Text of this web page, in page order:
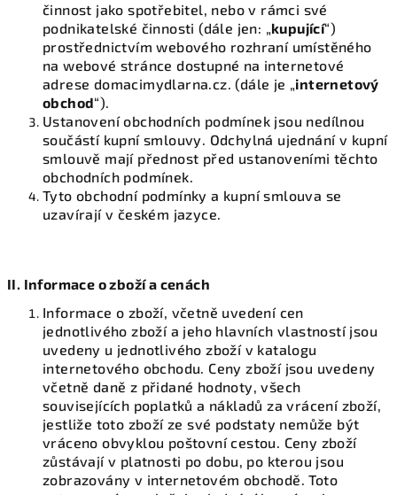
činnost jako spotřebitel, nebo v rámci své
podnikatelské činnosti (dále jen: „kupující“)
prostřednictvím webového rozhraní umístěného
na webové stránce dostupné na internetové
adrese domacimydlarna.cz. (dále je „internetový
obchod“).
Ustanovení obchodních podmínek jsou nedílnou
součástí kupní smlouvy. Odchylná ujednání v kupní
smlouvě mají přednost před ustanoveními těchto
obchodních podmínek.
Tyto obchodní podmínky a kupní smlouva se
uzavírají v českém jazyce.
II. Informace o zboží a cenách
Informace o zboží, včetně uvedení cen
jednotlivého zboží a jeho hlavních vlastností jsou
uvedeny u jednotlivého zboží v katalogu
internetového obchodu. Ceny zboží jsou uvedeny
včetně daně z přidané hodnoty, všech
souvisejících poplatků a nákladů za vrácení zboží,
jestliže toto zboží ze své podstaty nemůže být
vráceno obvyklou poštovní cestou. Ceny zboží
zůstávají v platnosti po dobu, po kterou jsou
zobrazovány v internetovém obchodě. Toto